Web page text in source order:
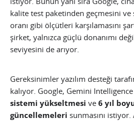
kalite test paketinden geçmesini
oranı gibi ölçütleri karşılamasını
şirket, yalnızca güçlü donanımı
seviyesini de arıyor.
Gereksinimler yazılım desteği
kalıyor. Google, Gemini Intelligence
sistemi yükseltmesi ve 6 yıl
güncellemeleri sunmasını istiyor.